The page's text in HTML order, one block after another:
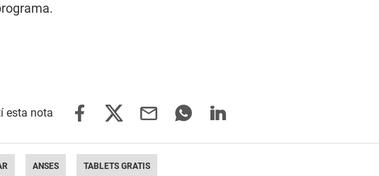
ANSES TABLETS GRATIS